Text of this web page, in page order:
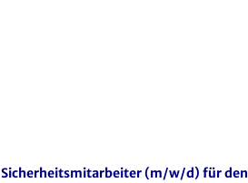
Sicherheitsmitarbeiter (m/w/d) für den